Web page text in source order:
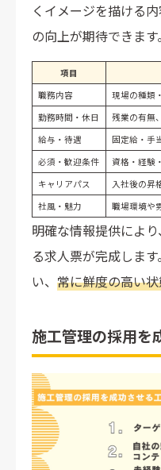
くイメージを描ける
の向上が期待できます。
項目
職務内容
現場の種類
勤務時間・休日
残業の有無
給与・待遇
固定給・手
必須・歓迎条件
資格・経験
キャリアパス
入社後の昇
社風・魅力
職場環境や
明確な情報提供によ
る求人票が完成しま
い、 常に鮮度の高い
施工管理の採用を